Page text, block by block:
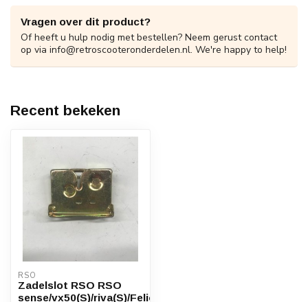
Vragen over dit product?
Of heeft u hulp nodig met bestellen? Neem gerust contact
op via info@retroscooteronderdelen.nl. We're happy to help!
Recent bekeken
RSO
Zadelslot RSO RSO
sense/vx50(S)/riva(S)/Felice/